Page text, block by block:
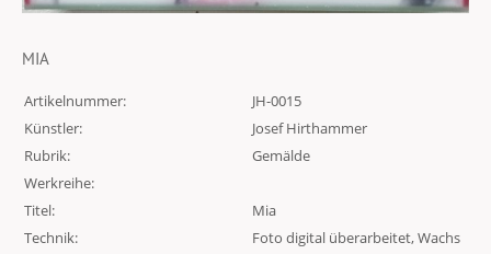
MIA
Artikelnummer:
JH-0015
Künstler:
Josef Hirthammer
Rubrik:
Gemälde
Werkreihe:
Titel:
Mia
Technik:
Foto digital überarbeitet, Wachs